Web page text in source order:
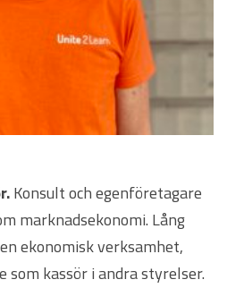
Konsult och egenföretagare
marknadsekonomi. Lång
ekonomisk verksamhet,
kassör i andra styrelser.